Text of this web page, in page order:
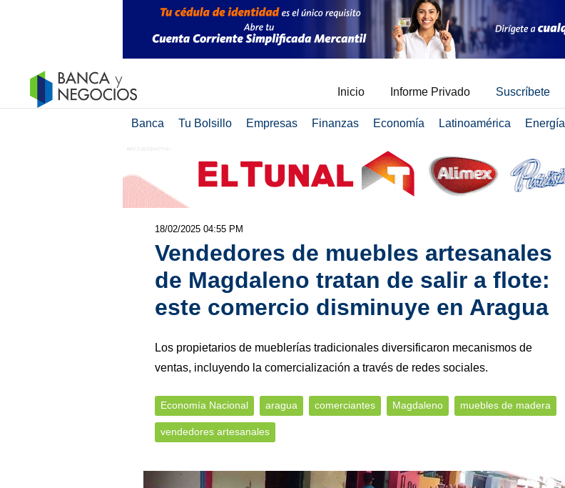
Inicio Informe Privado Suscríbete
Banca Tu Bolsillo Empresas Finanzas Economía Latinoamérica Energía
18/02/2025 04:55 PM
Vendedores de muebles artesanales
de Magdaleno tratan de salir a flote:
este comercio disminuye en Aragua
Los propietarios de mueblerías tradicionales diversificaron mecanismos de
ventas, incluyendo la comercialización a través de redes sociales.
Economía Nacional aragua comerciantes Magdaleno muebles de madera
vendedores artesanales